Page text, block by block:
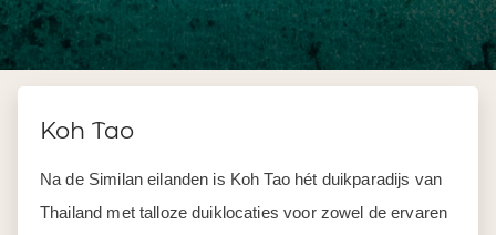
Koh Tao
Na de Similan eilanden is Koh Tao hét duikparadijs van
Thailand met talloze duiklocaties voor zowel de ervaren